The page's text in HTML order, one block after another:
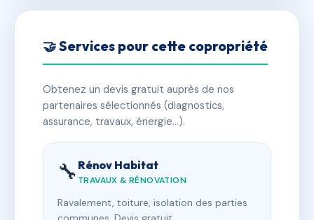
🤝 Services pour cette copropriété
Obtenez un devis gratuit auprès de nos
partenaires sélectionnés (diagnostics,
assurance, travaux, énergie…).
🔧 Rénov Habitat
TRAVAUX & RÉNOVATION
Ravalement, toiture, isolation des parties